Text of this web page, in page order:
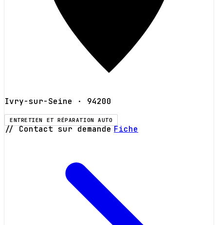
Ivry-sur-Seine · 94200
ENTRETIEN ET RÉPARATION AUTO
// Contact sur demande Fiche